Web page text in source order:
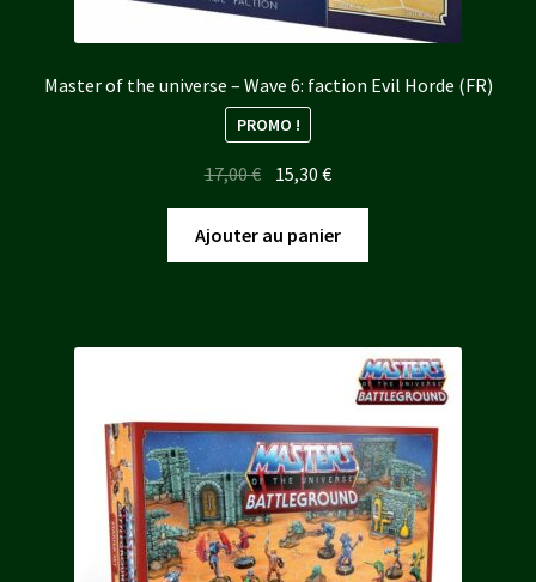
Master of the universe – Wave 6: faction Evil Horde (FR)
PROMO !
17,00€ Le
initial
était :
15,30€Le
actuel
est :
Ajouter au panier